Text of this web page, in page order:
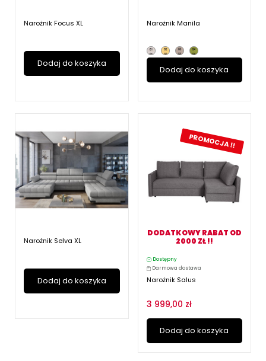
Narożnik Focus XL
Dodaj do koszyka
Narożnik Manila
Dodaj do koszyka
Narożnik Selva XL
Dodaj do koszyka
PROMOCJA !!
DODATKOWY RABAT OD
2000 ZŁ !!
Dostępny
Darmowa dostawa
Narożnik Salus
3 999,00 zł
Dodaj do koszyka